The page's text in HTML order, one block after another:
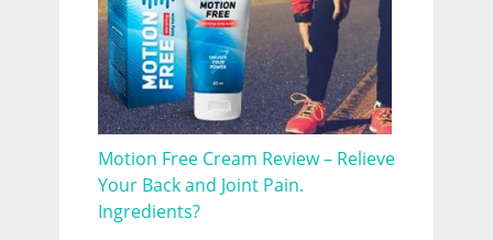
Motion Free Cream Review – Relieve
Your Back and Joint Pain.
Ingredients?